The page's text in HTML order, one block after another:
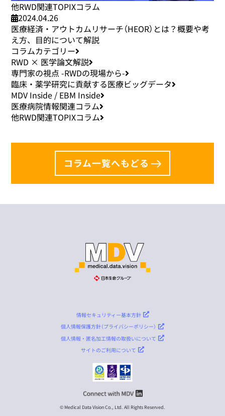
コラムカテゴリー
RWD × 医学論文解説
専門家の視点 -RWDの現場から-
臨床・薬学研究に貢献する医療ビッグデータ
MDV Inside / EBM Inside
医療病院情報関連コラム
他RWD関連TOPIXコラム
他RWD関連TOPIXコラム
2024.04.26
医療経済・アウトカムリサーチ（HEOR）とは？概要や考
え方、目的について解説
コラム一覧へもどる
情報セキュリティー基本方針
個人情報保護方針（プライバシーポリシー）
個人情報・匿名加工情報の取扱いについて
サイトのご利用について
© Medical Data Vision Co., Ltd. All Rights Reserved.